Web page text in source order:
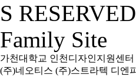
S
Family Site
가천대학교 인천디자인지원센터
(주)네오티스 (주)스트라텍 디엔